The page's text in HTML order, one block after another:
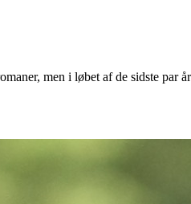
men i løbet af de sidste par